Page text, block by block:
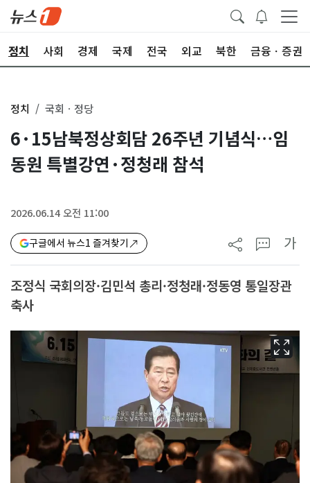
정치 사회 경제 국제 전국 외교 북한 금융ㆍ증권
정치 국회ㆍ정당
6·15남북정상회담 26주년 기념식…임
동원 특별강연·정청래 참석
2026.06.14 오전 11:00
구글에서 뉴스1 즐겨찾기 가
조정식 국회의장·김민석 총리·정청래·정동영 통일장관
축사